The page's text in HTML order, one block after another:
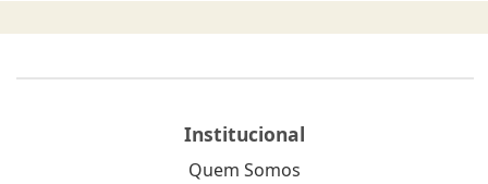
Institucional
Quem Somos